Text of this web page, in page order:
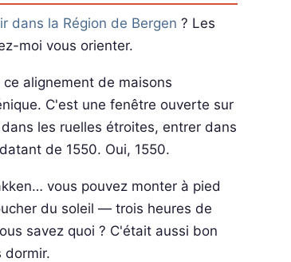
dans la Région de Bergen ? Les
moi vous orienter.
alignement de maisons
C'est une fenêtre ouverte sur
les ruelles étroites, entrer dans
de 1550. Oui, 1550.
vous pouvez monter à pied
du soleil — trois heures de
savez quoi ? C'était aussi bon
dormir.